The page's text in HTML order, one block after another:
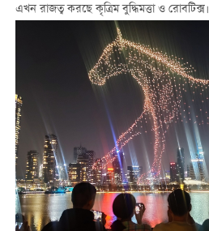
এখন রাজত্ব করছে কৃত্রিম বুদ্ধিমত্তা ও রোবটিক্স।